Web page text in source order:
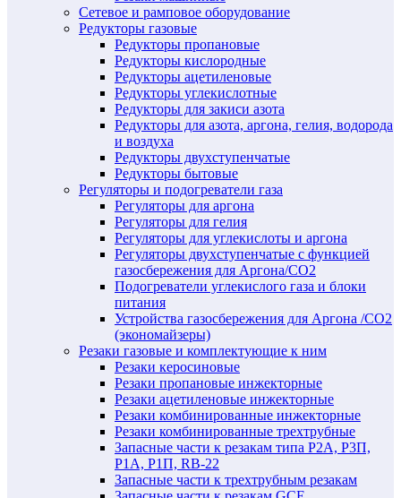
Сетевое и рамповое оборудование
Редукторы газовые
Редукторы пропановые
Редукторы кислородные
Редукторы ацетиленовые
Редукторы углекислотные
Редукторы для закиси азота
Редукторы для азота, аргона, гелия, водорода
и воздуха
Редукторы двухступенчатые
Редукторы бытовые
Регуляторы и подогреватели газа
Регуляторы для аргона
Регуляторы для гелия
Регуляторы для углекислоты и аргона
Регуляторы двухступенчатые c функцией
газосбережения для Аргона/СО2
Подогреватели углекислого газа и блоки
питания
Устройства газосбережения для Аргона /СО2
(экономайзеры)
Резаки газовые и комплектующие к ним
Резаки керосиновые
Резаки пропановые инжекторные
Резаки ацетиленовые инжекторные
Резаки комбинированные инжекторные
Резаки комбинированные трехтрубные
Запасные части к резакам типа Р2А, Р3П,
Р1А, Р1П, RB-22
Запасные части к трехтрубным резакам